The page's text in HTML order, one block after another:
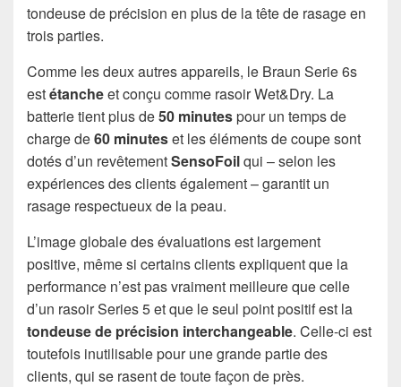
tondeuse de précision en plus de la tête de rasage en
trois parties.
Comme les deux autres appareils, le Braun Serie 6s
estétancheet conçu comme rasoir Wet&Dry. La
batterie tient plus de50 minutespour un temps de
charge de60 minuteset les éléments de coupe sont
dotés d’un revêtementSensoFoilqui – selon les
expériences des clients également – garantit un
rasage respectueux de la peau.
L’image globale des évaluations est largement
positive, même si certains clients expliquent que la
performance n’est pas vraiment meilleure que celle
d’un rasoir Series 5 et que le seul point positif est la
tondeuse de précision interchangeable. Celle-ci est
toutefois inutilisable pour une grande partie des
clients, qui se rasent de toute façon de près.